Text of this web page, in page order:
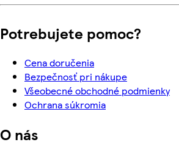
Potrebujete pomoc?
Cena doručenia
Bezpečnosť pri nákupe
Všeobecné obchodné podmienky
Ochrana súkromia
O nás